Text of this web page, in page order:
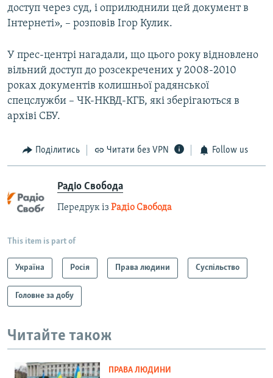
доступ через суд, і оприлюднили цей документ в
Інтернеті», – розповів Ігор Кулик.
У прес-центрі нагадали, що цього року відновлено
вільний доступ до розсекречених у 2008-2010
роках документів колишньої радянської
спецслужби – ЧК-НКВД-КГБ, які зберігаються в
архіві СБУ.
Поділитись Читати без VPN Follow us
Радіо Свобода
Передрук із Радіо Свобода
This item is part of
Україна Росія Права людини Суспільство
Головне за добу
Читайте також
ПРАВА ЛЮДИНИ